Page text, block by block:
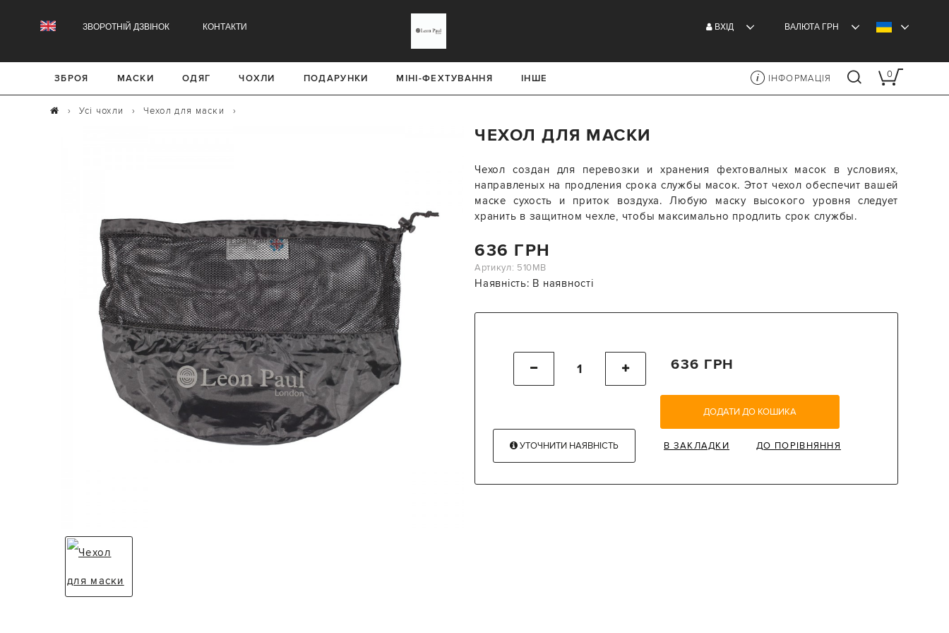
ЗВОРОТНІЙ ДЗВІНОК КОНТАКТИ ВАЛЮТА ГРН
ВXІД
0
ІНФОРМАЦІЯ
ЗБРОЯ МАСКИ ОДЯГ ЧОХЛИ ПОДАРУНКИ МІНІ-ФЕХТУВАННЯ ІНШЕ
› Усі чохли › Чехол для маски ›
ЧЕХОЛ ДЛЯ МАСКИ
Чехол создан для перевозки и хранения фехтовалных масок в условиях,
направленых на продления срока службы масок. Этот чехол обеспечит вашей
маске сухость и приток воздуха. Любую маску высокого уровня следует
хранить в защитном чехле, чтобы максимально продлить срок службы.
636 ГРН
Артикул: 510MB
Наявність: В наявності
636 ГРН
ДОДАТИ ДО КОШИКА
УТОЧНИТИ НАЯВНІСТЬ В ЗАКЛАДКИ ДО ПОРІВНЯННЯ